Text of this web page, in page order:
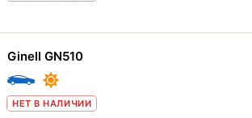
Ginell GN510
НЕТ В НАЛИЧИИ